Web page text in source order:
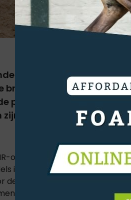
Isabell Werth werkt
wil slaan tussen
podcast Online
voor een
oprichter Philipp
in een vergevorderd stadium
de focus nu ligt op de
en het prospectus aan